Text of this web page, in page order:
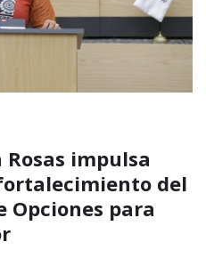
impulsa
del
Opciones para